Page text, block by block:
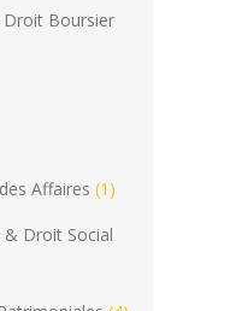
Droit Boursier
Affaires (1)
& Droit Social